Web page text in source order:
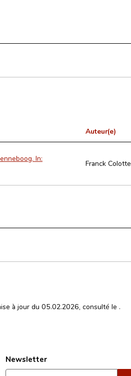
Auteur(e)
In:
Franck Colotte
à jour du 05.02.2026, consulté le .
Newsletter